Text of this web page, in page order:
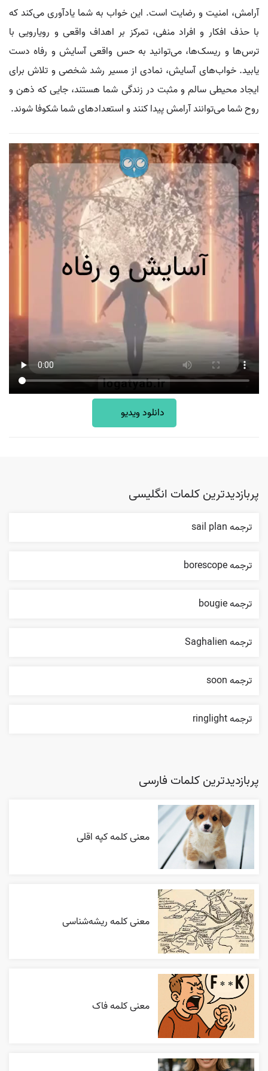
آرامش، امنیت و رضایت است. این خواب به شما یادآوری می‌کند که
با حذف افکار و افراد منفی، تمرکز بر اهداف واقعی و رویارویی با
ترس‌ها و ریسک‌ها، می‌توانید به حس واقعی آسایش و رفاه دست
یابید. خواب‌های آسایش، نمادی از مسیر رشد شخصی و تلاش برای
ایجاد محیطی سالم و مثبت در زندگی شما هستند، جایی که ذهن و
روح شما می‌توانند آرامش پیدا کنند و استعدادهای شما شکوفا شوند.
دانلود ویدیو
پربازدیدترین کلمات انگلیسی
ترجمه sail plan
ترجمه borescope
ترجمه bougie
ترجمه Saghalien
ترجمه soon
ترجمه ringlight
پربازدیدترین کلمات فارسی
معنی کلمه کپه اقلی
معنی کلمه ریشه‌شناسی
معنی کلمه فاک